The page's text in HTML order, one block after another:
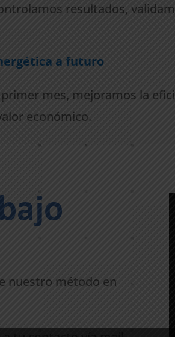
resultados,
a futuro
mes, mejoramos la
económico.
nuestro método en
a tu contacto vía mail.